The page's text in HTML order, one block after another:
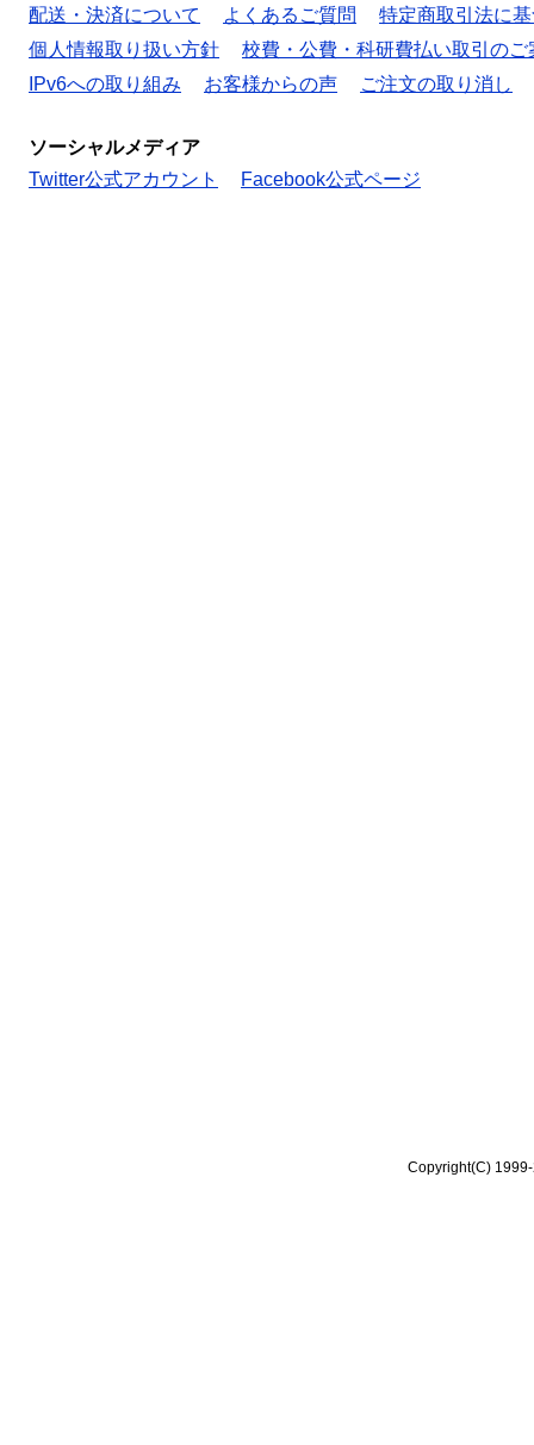
配送・決済について
よくあるご質問
特定商取引法に
個人情報取り扱い方針
校費・公費・科研費払い取引のご
IPv6への取り組み
お客様からの声 ご注文の取り消し
ソーシャルメディア
Twitter公式アカウント
Facebook公式ページ
Copyright(C)